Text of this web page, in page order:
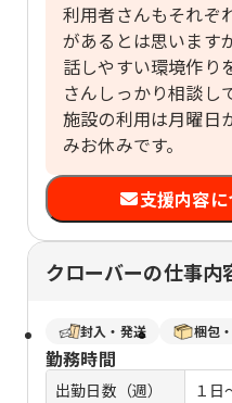
利用者さんもそれぞ
があるとは思います
話しやすい環境作り
さんしっかり相談し
施設の利用は月曜日
みお休みです。
支援内容
クローバーの仕事内
封入・発送 梱包
勤務時間
出勤日数（週）
１日